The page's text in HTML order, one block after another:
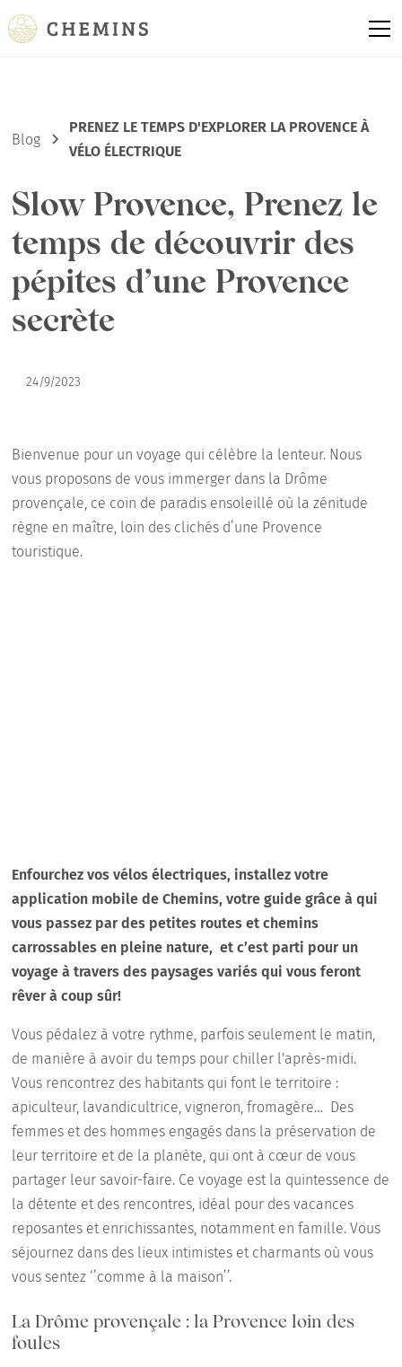
Blog
PRENEZ LE TEMPS D'EXPLORER LA PROVENCE À
VÉLO ÉLECTRIQUE
Slow Provence, Prenez le
temps de découvrir des
pépites d’une Provence
secrète
24/9/2023
Bienvenue pour un voyage qui célèbre la lenteur. Nous
vous proposons de vous immerger dans la Drôme
provençale, ce coin de paradis ensoleillé où la zénitude
règne en maître, loin des clichés d’une Provence
touristique.
Enfourchez vos vélos électriques, installez votre
application mobile de Chemins, votre guide grâce à qui
vous passez par des petites routes et chemins
carrossables en pleine nature, et c’est parti pour un
voyage à travers des paysages variés qui vous feront
rêver à coup sûr!
Vous pédalez à votre rythme, parfois seulement le matin,
de manière à avoir du temps pour chiller l'après-midi.
Vous rencontrez des habitants qui font le territoire :
apiculteur, lavandicultrice, vigneron, fromagère… Des
femmes et des hommes engagés dans la préservation de
leur territoire et de la planète, qui ont à cœur de vous
partager leur savoir-faire. Ce voyage est la quintessence de
la détente et des rencontres, idéal pour des vacances
reposantes et enrichissantes, notamment en famille. Vous
séjournez dans des lieux intimistes et charmants où vous
vous sentez ‘’comme à la maison’’.
La Drôme provençale : la Provence loin des
foules